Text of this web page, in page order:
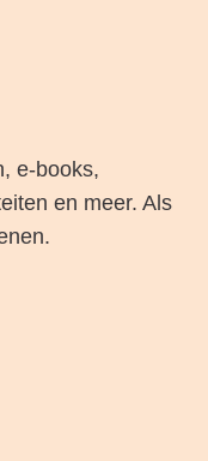
e-books,
en meer. Als